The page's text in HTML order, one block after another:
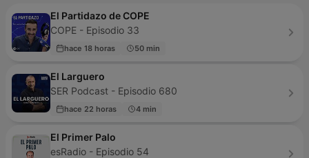
El Partidazo de COPE
COPE - Episodio 33
hace 18 horas 50 min
El Larguero
SER Podcast - Episodio 680
hace 22 horas 4 min
El Primer Palo
esRadio - Episodio 54